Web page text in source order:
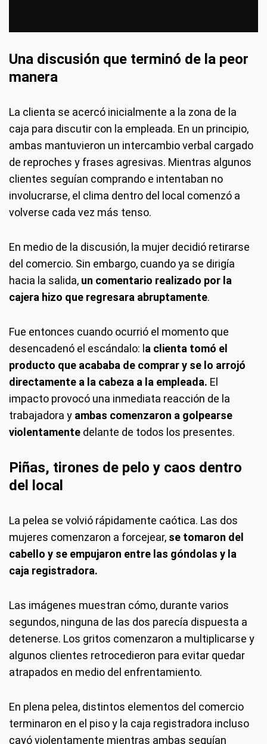
Una discusión que terminó de la peor
manera
La clienta se acercó inicialmente a la zona de la
caja para discutir con la empleada. En un principio,
ambas mantuvieron un intercambio verbal cargado
de reproches y frases agresivas. Mientras algunos
clientes seguían comprando e intentaban no
involucrarse, el clima dentro del local comenzó a
volverse cada vez más tenso.
En medio de la discusión, la mujer decidió retirarse
del comercio. Sin embargo, cuando ya se dirigía
hacia la salida, un comentario realizado por la
cajera hizo que regresara abruptamente.
Fue entonces cuando ocurrió el momento que
desencadenó el escándalo: la clienta tomó el
producto que acababa de comprar y se lo arrojó
directamente a la cabeza a la empleada. El
impacto provocó una inmediata reacción de la
trabajadora y ambas comenzaron a golpearse
violentamente delante de todos los presentes.
Piñas, tirones de pelo y caos dentro
del local
La pelea se volvió rápidamente caótica. Las dos
mujeres comenzaron a forcejear, se tomaron del
cabello y se empujaron entre las góndolas y la
caja registradora.
Las imágenes muestran cómo, durante varios
segundos, ninguna de las dos parecía dispuesta a
detenerse. Los gritos comenzaron a multiplicarse y
algunos clientes retrocedieron para evitar quedar
atrapados en medio del enfrentamiento.
En plena pelea, distintos elementos del comercio
terminaron en el piso y la caja registradora incluso
cayó violentamente mientras ambas seguían